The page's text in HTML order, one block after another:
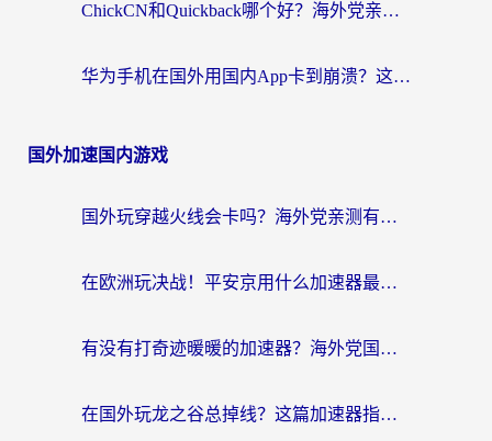
ChickCN和Quickback哪个好？海外党亲测回国加速器，轻松解锁国内资源（附避坑指南）
华为手机在国外用国内App卡到崩溃？这篇加速器指南帮你无缝刷剧打游戏
国外加速国内游戏
国外玩穿越火线会卡吗？海外党亲测有效的国服游戏加速指南
在欧洲玩决战！平安京用什么加速器最好用？2026实测有效的国服游戏加速指南
有没有打奇迹暖暖的加速器？海外党国服游戏畅玩不卡顿的秘密
在国外玩龙之谷总掉线？这篇加速器指南帮你告别延迟卡顿！